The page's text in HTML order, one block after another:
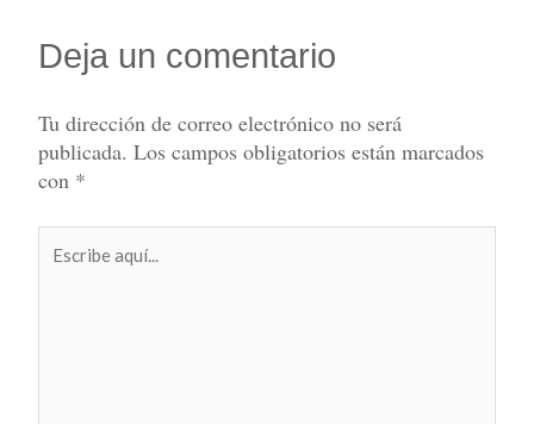
Deja un comentario
Tu dirección de correo electrónico no será
publicada. Los campos obligatorios están marcados
con *
aquí...